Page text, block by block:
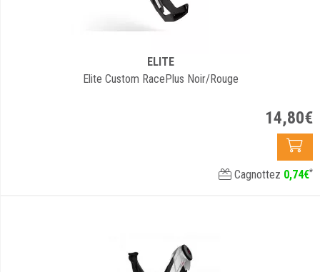
ELITE
Elite Custom RacePlus Noir/Rouge
14,80€
Cagnottez 0,74€*